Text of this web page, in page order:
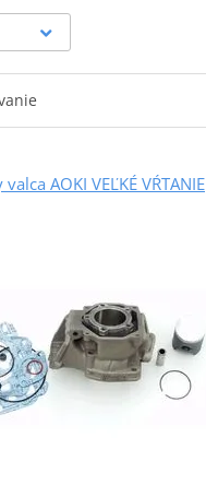
valca AOKI VEĽKÉ VŔTANIE